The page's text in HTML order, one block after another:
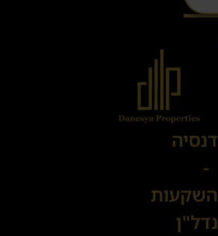
א׳-ה׳
08:00-
00:00
יום ו׳
08:00-
17:00
Sales@danesya.co.il
דנסיה
-
השקעות
נדל"ן